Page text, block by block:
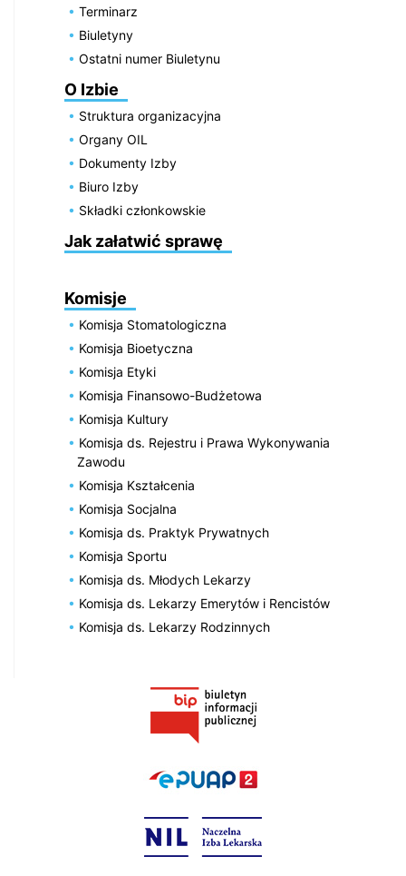
Terminarz
Biuletyny
Ostatni numer Biuletynu
O Izbie
Struktura organizacyjna
Organy OIL
Dokumenty Izby
Biuro Izby
Składki członkowskie
Jak załatwić sprawę
Komisje
Komisja Stomatologiczna
Komisja Bioetyczna
Komisja Etyki
Komisja Finansowo-Budżetowa
Komisja Kultury
Komisja ds. Rejestru i Prawa Wykonywania
Zawodu
Komisja Kształcenia
Komisja Socjalna
Komisja ds. Praktyk Prywatnych
Komisja Sportu
Komisja ds. Młodych Lekarzy
Komisja ds. Lekarzy Emerytów i Rencistów
Komisja ds. Lekarzy Rodzinnych